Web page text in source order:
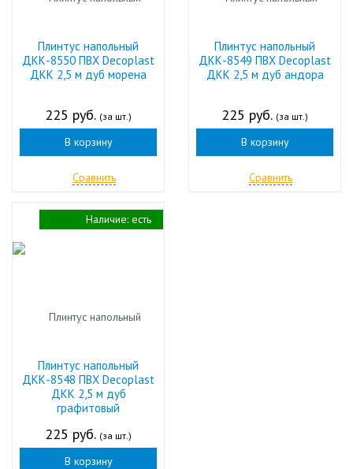
Плинтус напольный
ДКК-8550 ПВХ Decoplast
ДКК 2,5 м дуб морена
225 руб. (за шт.)
В корзину
Сравнить
Плинтус напольный
ДКК-8549 ПВХ Decoplast
ДКК 2,5 м дуб андора
225 руб. (за шт.)
В корзину
Сравнить
Плинтус напольный
ДКК-8548 ПВХ Decoplast
ДКК 2,5 м дуб
графитовый
225 руб. (за шт.)
В корзину
Наличие: есть